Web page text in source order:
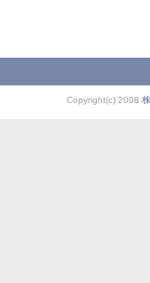
Copyright(c) 2008